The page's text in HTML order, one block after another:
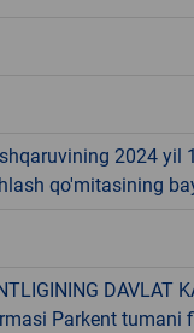
2024
qo'mitasining
DAVLAT
Parkent tumani